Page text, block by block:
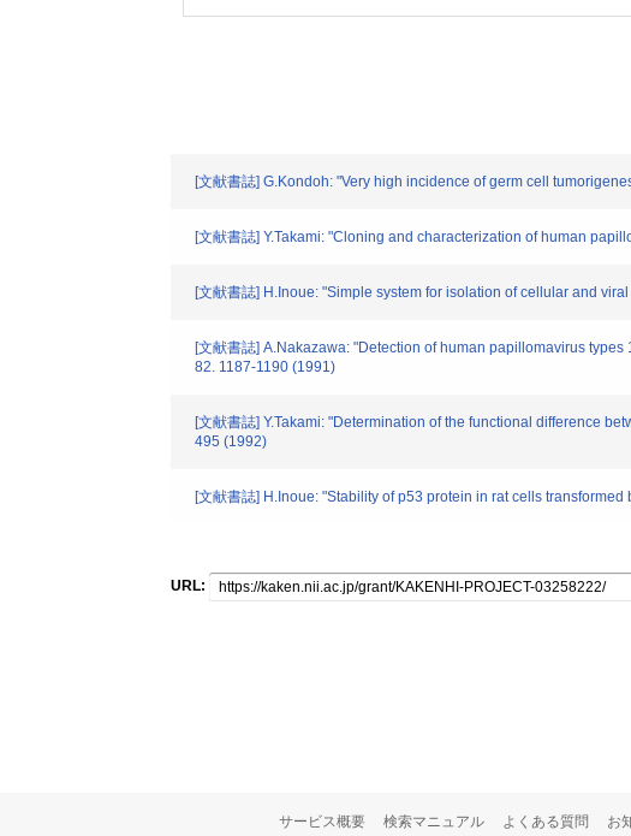
[文献書誌] G.Kondoh: "Very high incidence of germ cell
[文献書誌] Y.Takami: "Cloning and characterization of human
[文献書誌] H.Inoue: "Simple system for isolation of cellular and
[文献書誌] A.Nakazawa: "Detection of human papillomavirus
82. 1187-1190 (1991)
[文献書誌] Y.Takami: "Determination of the functional difference
495 (1992)
[文献書誌] H.Inoue: "Stability of p53 protein in rat cells
URL:
サービス概要 検索マニュアル よくある質問 お